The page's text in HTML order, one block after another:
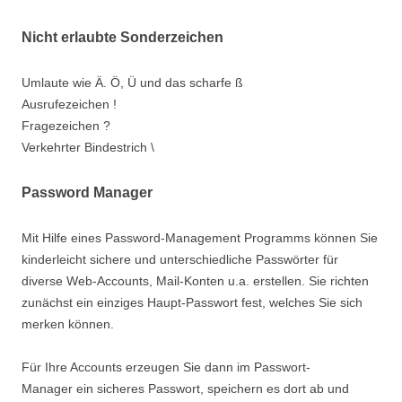
Nicht erlaubte Sonderzeichen
Umlaute wie Ä. Ö, Ü und das scharfe ß
Ausrufezeichen !
Fragezeichen ?
Verkehrter Bindestrich \
Password Manager
Mit Hilfe eines Password-Management Programms können Sie
kinderleicht sichere und unterschiedliche Passwörter für
diverse Web-Accounts, Mail-Konten u.a. erstellen. Sie richten
zunächst ein einziges Haupt-Passwort fest, welches Sie sich
merken können.
Für Ihre Accounts erzeugen Sie dann im Passwort-
Manager ein sicheres Passwort, speichern es dort ab und